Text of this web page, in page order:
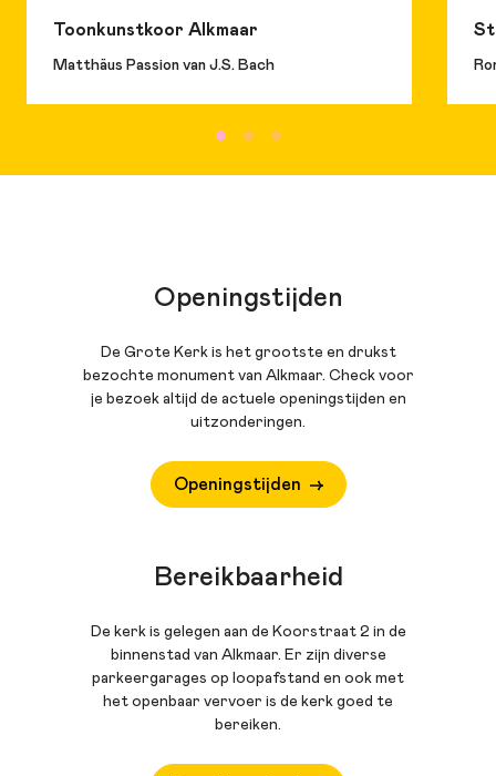
Toonkunstkoor Alkmaar
Matthäus Passion van J.S. Bach
Openingstijden
De Grote Kerk is het grootste en drukst
bezochte monument van Alkmaar. Check voor
je bezoek altijd de actuele openingstijden en
uitzonderingen.
Openingstijden
Bereikbaarheid
De kerk is gelegen aan de Koorstraat 2 in de
binnenstad van Alkmaar. Er zijn diverse
parkeergarages op loopafstand en ook met
het openbaar vervoer is de kerk goed te
bereiken.